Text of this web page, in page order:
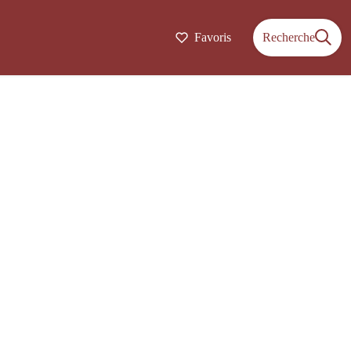
Favoris Recherche